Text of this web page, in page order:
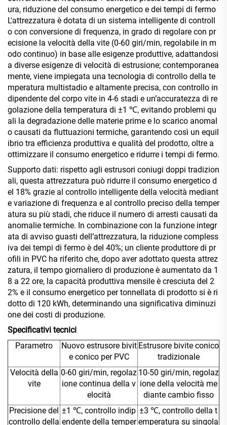
ura, riduzione del consumo energetico e dei tempi di fermo
L'attrezzatura è dotata di un sistema intelligente di controll
o con conversione di frequenza, in grado di regolare con pr
ecisione la velocità della vite (0-60 giri/min, regolabile in m
odo continuo) in base alle esigenze produttive, adattandosi
a diverse esigenze di velocità di estrusione; contemporanea
mente, viene impiegata una tecnologia di controllo della te
mperatura multistadio e altamente precisa, con controllo in
dipendente del corpo vite in 4-6 stadi e un’accuratezza di re
golazione della temperatura di ±1 ℃, evitando problemi qu
ali la degradazione delle materie prime e lo scarico anomal
o causati da fluttuazioni termiche, garantendo così un equil
ibrio tra efficienza produttiva e qualità del prodotto, oltre a
ottimizzare il consumo energetico e ridurre i tempi di fermo.
Supporto dati: rispetto agli estrusori coniugi doppi tradizion
ali, questa attrezzatura può ridurre il consumo energetico d
el 18% grazie al controllo intelligente della velocità mediant
e variazione di frequenza e al controllo preciso della temper
atura su più stadi, che riduce il numero di arresti causati da
anomalie termiche. In combinazione con la funzione integr
ata di avviso guasti dell’attrezzatura, la riduzione compless
iva dei tempi di fermo è del 40%; un cliente produttore di pr
ofili in PVC ha riferito che, dopo aver adottato questa attrez
zatura, il tempo giornaliero di produzione è aumentato da 1
8 a 22 ore, la capacità produttiva mensile è cresciuta del 2
2% e il consumo energetico per tonnellata di prodotto si è ri
dotto di 120 kWh, determinando una significativa diminuzi
one dei costi di produzione.
Specificativi tecnici
Parametro
Nuovo estrusore bivit
e conico per PVC
Estrusore bivite conico
tradizionale
Velocità della
vite
0-60 giri/min, regolaz
ione continua della v
elocità
10-50 giri/min, regolaz
ione della velocità me
diante cambio fisso
Precisione del
controllo della
±1 ℃, controllo indip
endente della temper
±3 ℃, controllo della t
emperatura su singola